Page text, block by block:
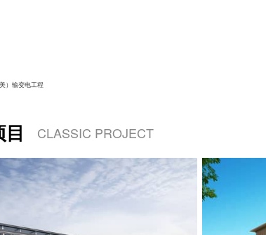
）输变电工程
CLASSIC PROJECT